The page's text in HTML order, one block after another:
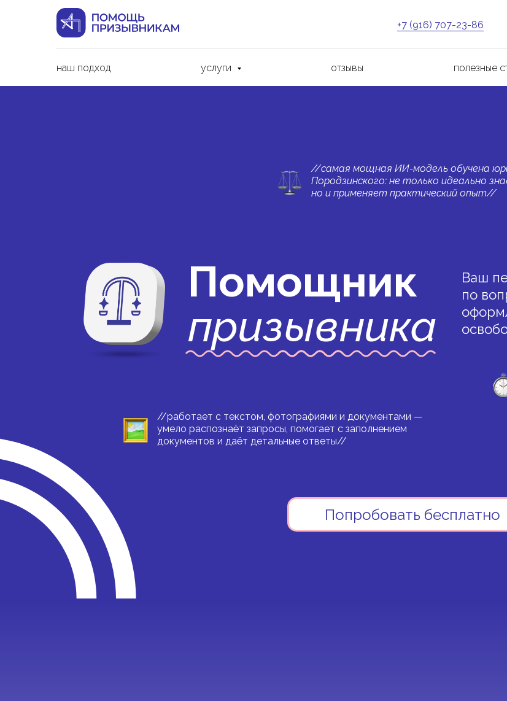
+7 (916) 707-23-86
наш подход услуги отзывы полезные
Помощник
призывника
Ваш
по
Попробовать бесплатно
//самая мощная ИИ-модель обучена
Породзинского: не только идеально
но и применяет практический опыт//
//работает с текстом, фотографиями и документами —
умело распознаёт запросы, помогает с заполнением
документов и даёт детальные ответы//